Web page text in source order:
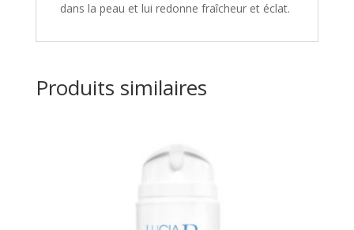
dans la peau et lui redonne fraîcheur et éclat.
Produits similaires